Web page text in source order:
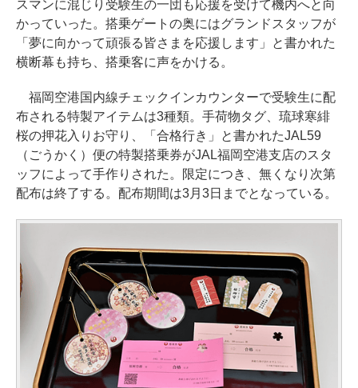
スマンに混じり受験生の一団も応援を受けて機内へと向
かっていった。搭乗ゲートの奥にはグランドスタッフが
「夢に向かって頑張る皆さまを応援します」と書かれた
横断幕も持ち、搭乗客に声をかける。
福岡空港国内線チェックインカウンターで受験生に配
布される特製アイテムは3種類。手荷物タグ、琉球寒緋
桜の押花入りお守り、「合格行き」と書かれたJAL59
（ごうかく）便の特製搭乗券がJAL福岡空港支店のスタ
ッフによって手作りされた。限定につき、無くなり次第
配布は終了する。配布期間は3月3日までとなっている。